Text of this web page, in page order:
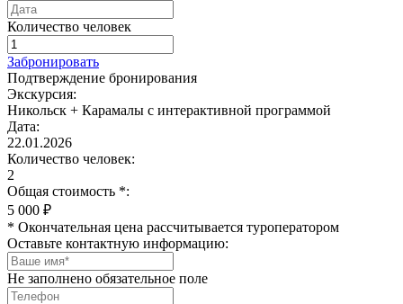
Количество человек
Забронировать
Подтверждение бронирования
Экскурсия:
Никольск + Карамалы с интерактивной программой
Дата:
22.01.2026
Количество человек:
2
Общая стоимость *:
5 000 ₽
* Окончательная цена рассчитывается туроператором
Оставьте контактную информацию:
Не заполнено обязательное поле